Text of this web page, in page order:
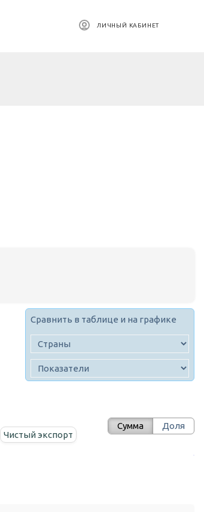
ЛИЧНЫЙ КАБИНЕТ
Сравнить в таблице и на графике
Чистый экспорт
Сумма Доля